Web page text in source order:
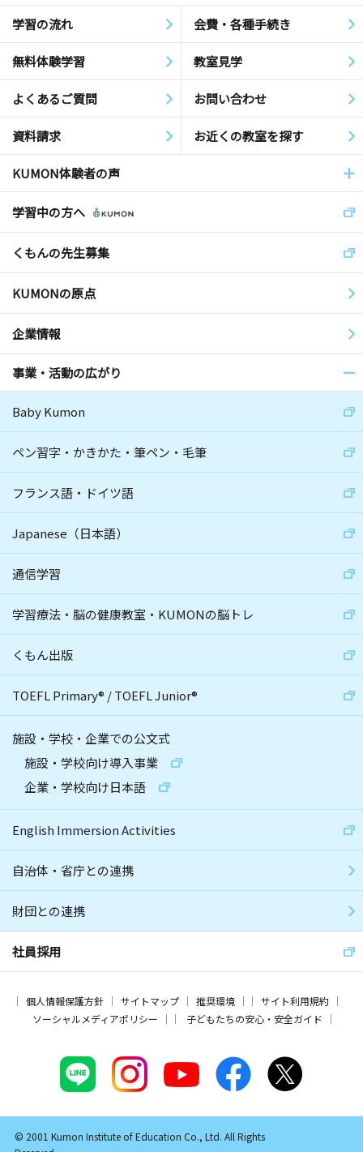
学習の流れ 会費・各種手続き
無料体験学習 教室見学
よくあるご質問 お問い合わせ
資料請求 お近くの教室を探す
KUMON体験者の声
学習中の方へ
くもんの先生募集
KUMONの原点
企業情報
事業・活動の広がり
Baby Kumon
ペン習字・かきかた・筆ペン・毛筆
フランス語・ドイツ語
Japanese（日本語）
通信学習
学習療法・脳の健康教室・KUMONの脳トレ
くもん出版
TOEFL Primary® /TOEFL Junior®
施設・学校・企業での公文式
施設・学校向け導入事業
企業・学校向け日本語
English Immersion Activities
自治体・省庁との連携
財団との連携
社員採用
個人情報保護方針 サイトマップ 推奨環境
サイト利用規約
ソーシャルメディアポリシー
子どもたちの安心・安全ガイド
© 2001 Kumon Institute of Education Co., Ltd. All Rights